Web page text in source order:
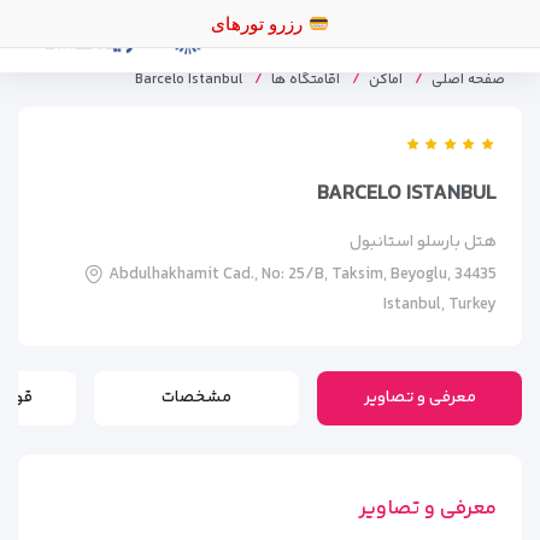
رزرو تورهای اقساطی
صفحه اصلی اماکن اقامتگاه ها Barcelo Istanbul
BARCELO ISTANBUL
هتل بارسلو استانبول
Abdulhakhamit Cad., No: 25/B, Taksim, Beyoglu, 34435
Istanbul, Turkey
معرفی و تصاویر مشخصات
معرفی و تصاویر